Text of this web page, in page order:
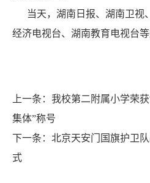
当天，湖南日报、湖南卫视
经济电视台、湖南教育电视台等
上一条： 我校第二附属小学荣
集体”称号
下一条： 北京天安门国旗护卫
式